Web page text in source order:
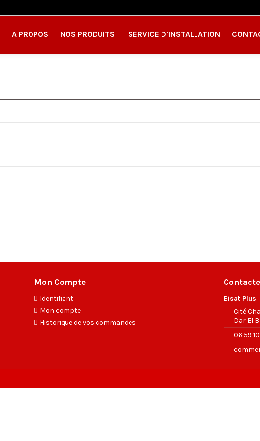
A PROPOS NOS PRODUITS SERVICE D'INSTALLATION
Mon Compte
Identifiant
Mon compte
Historique de vos commandes
Bisat Plus
Cité
Dar El
06 59